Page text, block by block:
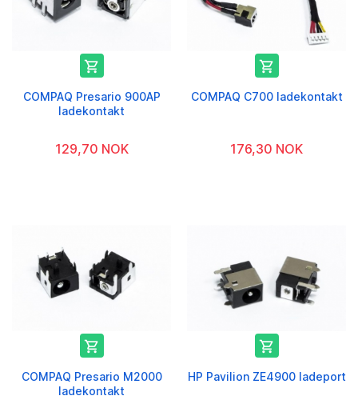

COMPAQ Presario 900AP
ladekontakt
129,70 NOK

COMPAQ C700 ladekontakt
176,30 NOK

COMPAQ Presario M2000
ladekontakt

HP Pavilion ZE4900 ladeport